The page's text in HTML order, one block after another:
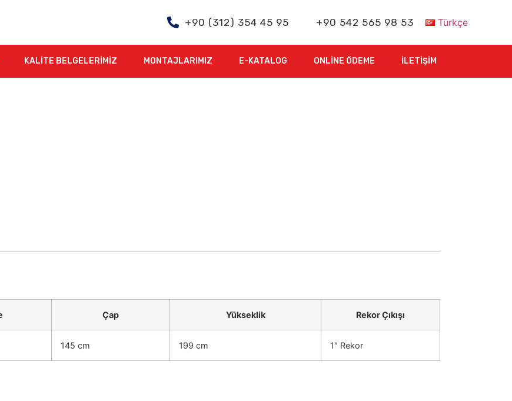
+90 (312) 354 45 95 +90 542 565 98 53 Türkçe
KALITE BELGELERIMIZ MONTAJLARIMIZ E-KATALOG ONLINE ÖDEME İLETIŞIM
Çap Yükseklik Rekor Çıkışı
145 cm 199 cm 1″ Rekor